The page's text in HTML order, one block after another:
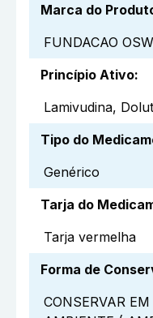
Marca do
FUNDACAO
Princípio Ativo:
Lamivudina,
Tipo do
Genérico
Tarja do
Tarja vermelha
Forma de
CONSERVAR